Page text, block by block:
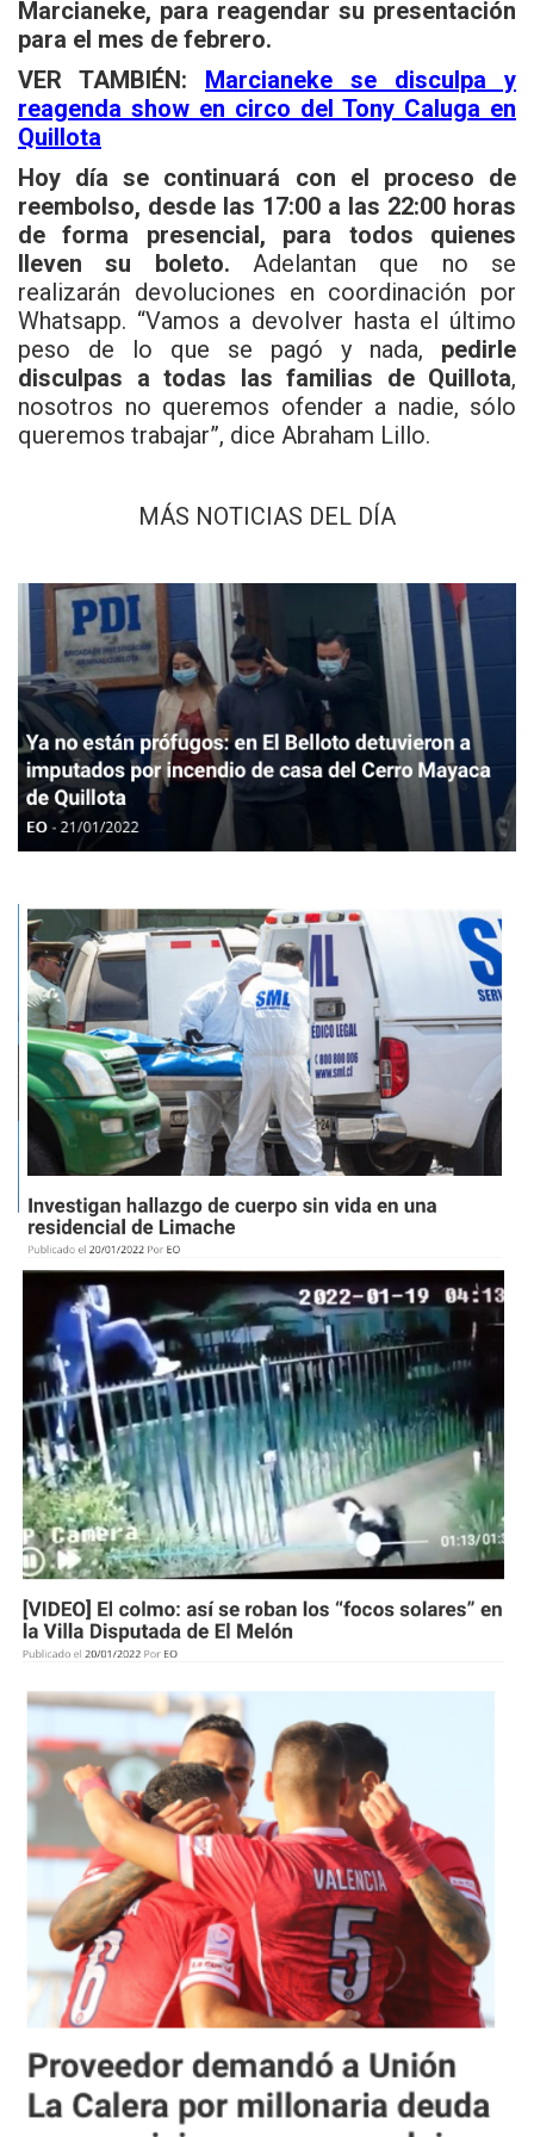
Marcianeke, para reagendar su presentación
para el mes de febrero.
VER TAMBIÉN: Marcianeke se disculpa y
reagenda show en circo del Tony Caluga en
Quillota
Hoy día se continuará con el proceso de
reembolso, desde las 17:00 a las 22:00 horas
de forma presencial, para todos quienes
lleven su boleto. Adelantan que no se
realizarán devoluciones en coordinación por
Whatsapp. “Vamos a devolver hasta el último
peso de lo que se pagó y nada, pedirle
disculpas a todas las familias de Quillota,
nosotros no queremos ofender a nadie, sólo
queremos trabajar”, dice Abraham Lillo.
MÁS NOTICIAS DEL DÍA